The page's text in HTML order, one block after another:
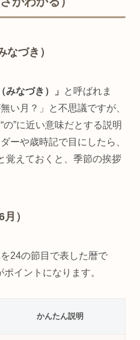
なづき）
みなづき）」
と呼ばれま
い月？」と不思議ですが、
”に近い意味だとする説明
ーや歳時記で目にしたら、
覚えておくと、季節の挨拶
）
24の節目で表した暦で
イントになります。
かんたん説明